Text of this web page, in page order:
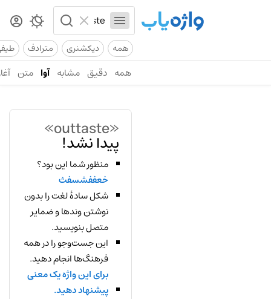
همه دیکشنری مترادف
همه دقیق مشابه آوا متن
«outtaste»
پیدا نشد!
منظور شما این بود؟
خعففشسفث
شکل سادهٔ لغت را بدون
نوشتن وندها و ضمایر
متصل بنویسید.
این جست‌وجو را در همه
فرهنگ‌ها انجام دهید.
برای این واژه یک معنی
پیشنهاد دهید.